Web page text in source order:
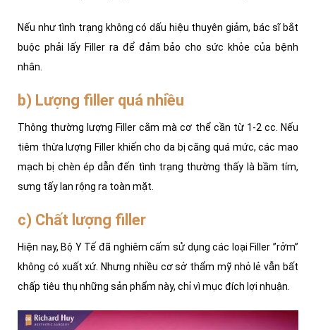
Nếu như tình trạng không có dấu hiệu thuyên giảm, bác sĩ bắt
buộc phải lấy Filler ra để đảm bảo cho sức khỏe của bệnh
nhân.
b) Lượng filler quá nhiều
Thông thường lượng Filler cằm mà cơ thể cần từ 1-2 cc. Nếu
tiêm thừa lượng Filler khiến cho da bị căng quá mức, các mao
mạch bị chèn ép dẫn đến tình trạng thường thấy là bầm tím,
sưng tấy lan rộng ra toàn mặt.
c) Chất lượng filler
Hiện nay, Bộ Y Tế đã nghiêm cấm sử dụng các loại Filler ”rởm”
không có xuất xứ. Nhưng nhiều cơ sở thẩm mỹ nhỏ lẻ vẫn bất
chấp tiêu thụ những sản phẩm này, chỉ vì mục đích lợi nhuận.